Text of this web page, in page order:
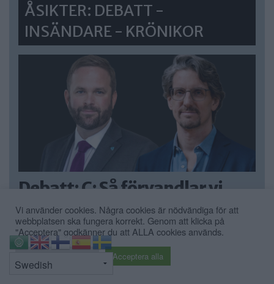
ÅSIKTER: DEBATT -
INSÄNDARE - KRÖNIKOR
Debatt: C: Så förvandlar vi
Strandvägen till en grön oas
DEBATT. Strandvägen är i dag en av
Stockholms […]
Publicerad 07:01, 31 juli 2026
Vi använder cookies. Några cookies är nödvändiga för att
webbplatsen ska fungera korrekt. Genom att klicka på
"Acceptera" godkänner du att ALLA cookies används.
Acceptera alla